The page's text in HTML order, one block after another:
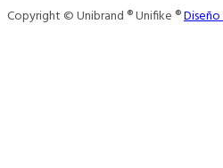
Copyright © Unibrand ® Unifike ®